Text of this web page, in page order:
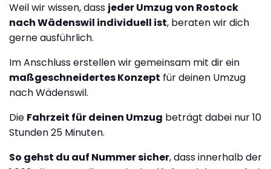
Weil wir wissen, dass jeder Umzug von Rostock
nach Wädenswil individuell ist, beraten wir dich
gerne ausführlich.
Im Anschluss erstellen wir gemeinsam mit dir ein
maßgeschneidertes Konzept für deinen Umzug
nach Wädenswil.
Die Fahrzeit für deinen Umzug beträgt dabei nur 10
Stunden 25 Minuten.
So gehst du auf Nummer sicher, dass innerhalb der